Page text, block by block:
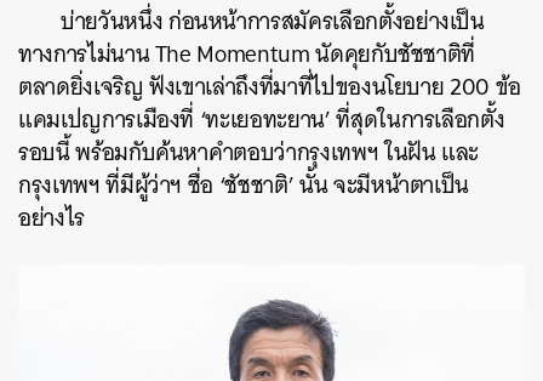
บ่ายวันหนึ่งก่อนหน้าการสมัครเลือกตั้งอย่างเป็น
ทางการไม่นานThe Momentumนัดคุยกับชัชชาติที่
ตลาดยิ่งเจริญฟังเขาเล่าถึงที่มาที่ไปของนโยบาย200ข้อ
แคมเปญการเมืองที่ ‘ทะเยอทะยาน’ที่สุดในการเลือกตั้ง
รอบนี้พร้อมกับค้นหาคำตอบว่ากรุงเทพฯในฝันและ
กรุงเทพฯที่มีผู้ว่าฯ ชื่อ ‘ชัชชาติ’นั้นจะมีหน้าตาเป็น
อย่างไร